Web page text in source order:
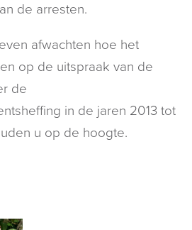
de arresten.
afwachten hoe het
op de uitspraak van de
de
in de jaren 2013 tot
u op de hoogte.